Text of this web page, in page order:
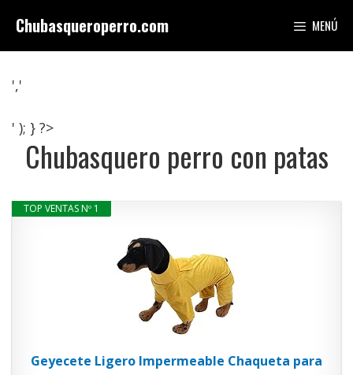
contenido
Chubasqueroperro.com MENÚ
','
' ); } ?>
Chubasquero perro con patas
TOP VENTAS Nº 1
Geyecete Ligero Impermeable Chaqueta para